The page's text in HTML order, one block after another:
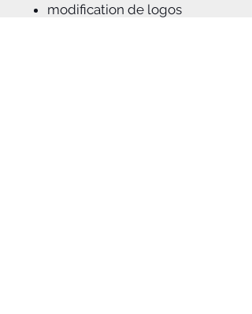
modification de logos